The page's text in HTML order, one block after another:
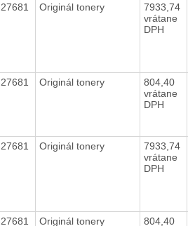
Originál tonery
7933,74
vrátane
DPH
Originál tonery
804,40
vrátane
DPH
Originál tonery
7933,74
vrátane
DPH
Originál tonery
804,40